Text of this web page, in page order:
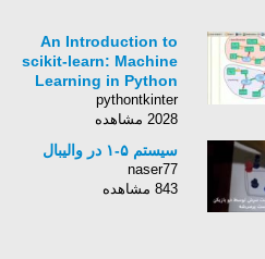
An Introduction to
scikit-learn: Machine
Learning in Python
pythontkinter
2028 مشاهده
سیستم ۵-۱ در والیبال
naser77
843 مشاهده